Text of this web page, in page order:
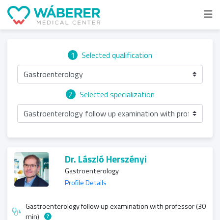
1 Selected qualification
Gastroenterology
2
Selected specialization
Gastroenterology follow up examination with professor
Dr. László Herszényi
Gastroenterology
Profile Details
Gastroenterology follow up examination with professor (30
min)